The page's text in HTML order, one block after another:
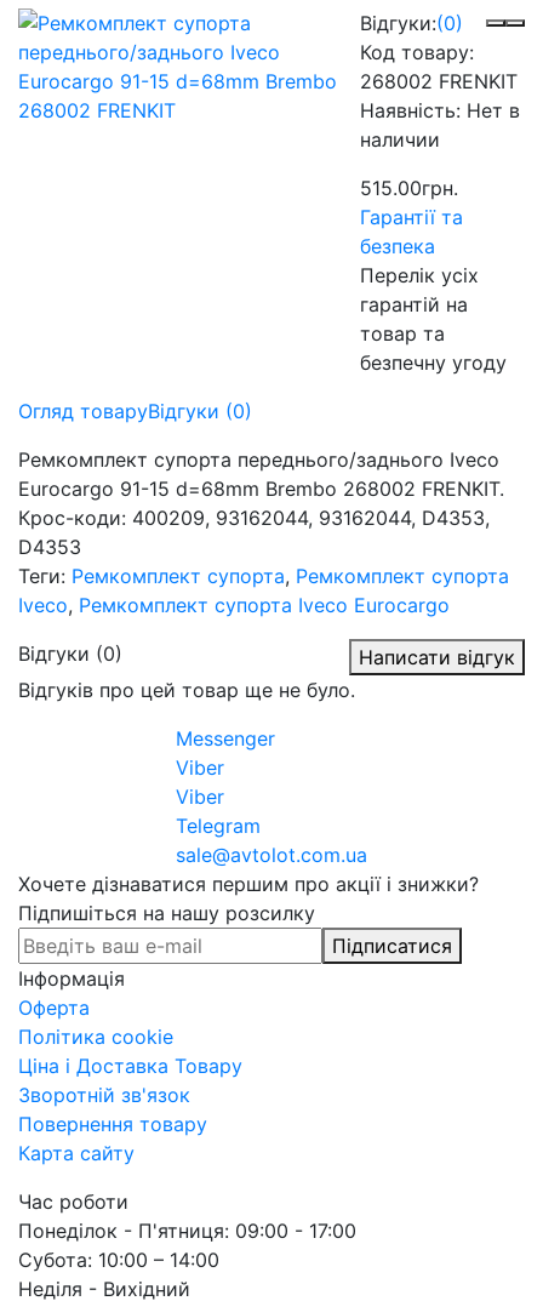
Відгуки:(0)
Код товару:
268002 FRENKIT
Наявність: Нет в
наличии
515.00грн.
Гарантії та
безпека
Перелік усіх
гарантій на
товар та
безпечну угоду
Огляд товаруВідгуки (0)
Ремкомплект супорта переднього/заднього Iveco
Eurocargo 91-15 d=68mm Brembo 268002 FRENKIT.
Крос-коди: 400209, 93162044, 93162044, D4353,
D4353
Теги: Ремкомплект супорта, Ремкомплект супорта
Iveco, Ремкомплект супорта Iveco Eurocargo
Відгуки (0)
Написати відгук
Відгуків про цей товар ще не було.
Messenger
Viber
Viber
Telegram
sale@avtolot.com.ua
Хочете дізнаватися першим про акції і знижки?
Підпишіться на нашу розсилку
Підписатися
Інформація
Оферта
Політика cookie
Ціна і Доставка Товару
Зворотній зв'язок
Повернення товару
Карта сайту
Час роботи
Понеділок - П'ятниця: 09:00 - 17:00
Субота: 10:00 – 14:00
Неділя - Вихідний